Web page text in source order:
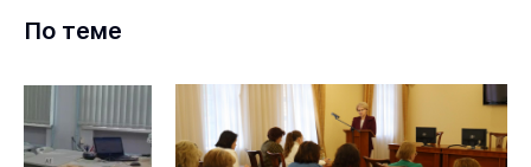
По теме